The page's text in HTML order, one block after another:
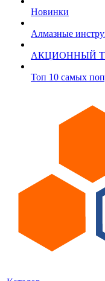
Новинки
Алмазные
АКЦИОННЫЙ
Топ 10 самых